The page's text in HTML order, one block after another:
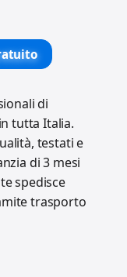
di
tutta Italia.
testati e
di 3 mesi
spedisce
trasporto